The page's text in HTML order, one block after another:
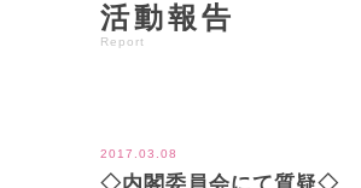
活動報告
Report
2017.03.08